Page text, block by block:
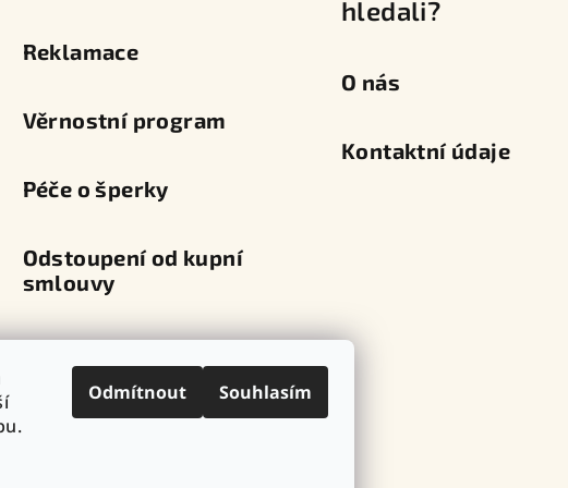
Odmítnout Souhlasím
Reklamace
Věrnostní program
Péče o šperky
Odstoupení od kupní
smlouvy
Výdejní místa
hledali?
O nás
Kontaktní údaje